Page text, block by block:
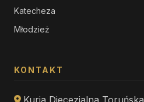
Katecheza
Młodzież
KONTAKT